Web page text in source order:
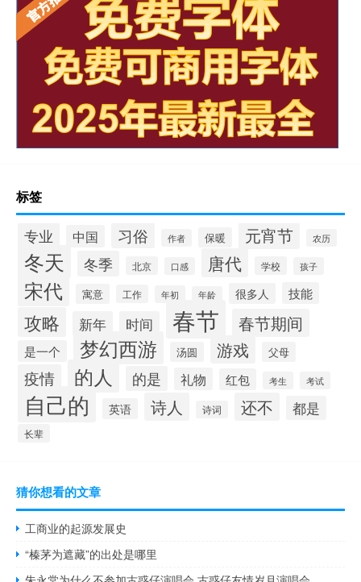
标签
专业 中国 习俗 作者 保暖 元宵节 农历
冬天 冬季 北京 口感 唐代 学校 孩子
宋代 寓意 工作 年初 年龄 很多人 技能
攻略 新年 时间 春节 春节期间
是一个 梦幻西游 汤圆 游戏 父母
疫情 的人 的是 礼物 红包 考生 考试
自己的 英语 诗人 诗词 还不 都是
长辈
猜你想看的文章
工商业的起源发展史
“榛茅为遮藏”的出处是哪里